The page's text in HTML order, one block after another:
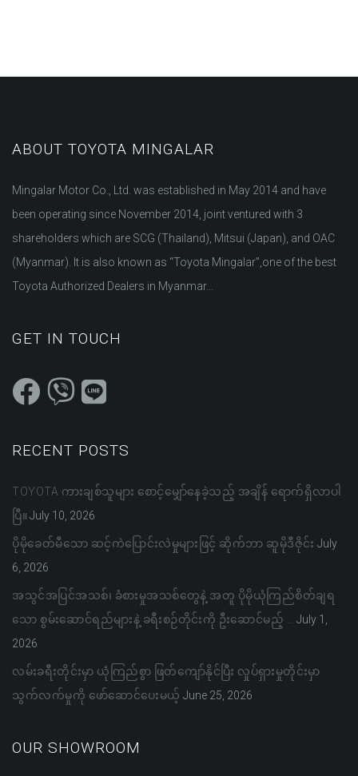
ABOUT TOYOTA MINGALAR
Mingalar Motor Co., Ltd. was established in May 2014 and have
been operating since November 2014, joint ventured with 3
shareholders which are SCG (Thailand), Mitsui (Japan), and OAC
(Myanmar). It is also known as “Toyota Mingalar”,one of the best
Toyota Authorized Dealers in Myanmar...
GET IN TOUCH
RECENT POSTS
TOYOTA ကားချစ်သူများ စောင့်မျှော်နေခဲ့သည့် အချိန် ရောက်ရှိလာပါ
ပြီ။ July 10, 2026
ပိုမိုခေတ်မီသော ဆင့်ကဲပြောင်းလဲမှုများဖြင့် ဆိုက်ဘာ ဆူမိုဒီဇိုင်း July
6, 2026
အသွင်အပြင်အသစ်၊ ခံစားမှုအသစ်တွေနဲ့ အတူ ပိုမိုယုံကြည်စိတ်ချရ
သော စွမ်းဆောင်ရည်များနဲ့ ခရီးစဉ်တိုင်းကို ဦးဆောင်မည့် … July 1,
2026
လမ်းခရီးတိုင်းမှာ ယုံကြည်စွာ ဖြတ်ကျော်နိုင်ပြီး လှုပ်ရှားမှုတိုင်းမှာ
သွက်လက်မှုကို ဖော်ဆောင်ပေးမယ့် June 25, 2026
OUR SHOWROOM